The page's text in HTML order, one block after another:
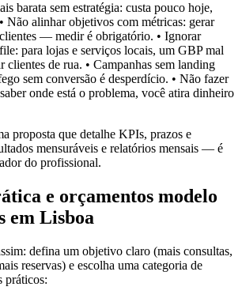
barata sem estratégia: custa pouco hoje,
Não alinhar objetivos com métricas: gerar
— medir é obrigatório. • Ignorar
para lojas e serviços locais, um GBP mal
clientes de rua. • Campanhas sem landing
sem conversão é desperdício. • Não fazer
onde está o problema, você atira dinheiro
proposta que detalhe KPIs, prazos e
mensuráveis e relatórios mensais — é
do profissional.
e orçamentos modelo
em Lisboa
defina um objetivo claro (mais consultas,
reservas) e escolha uma categoria de
práticos: